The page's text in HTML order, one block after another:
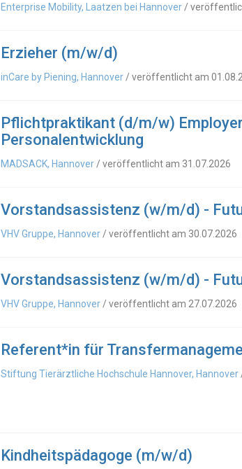
Enterprise Mobility, Laatzen bei Hannover /
Erzieher (m/w/d)
inCare by Piening, Hannover / veröffentlicht am
Pflichtpraktikant (d/m/w)
Personalentwicklung
MADSACK, Hannover / veröffentlicht am 31.07.2026
Vorstandsassistenz (w/m/d) -
VHV Gruppe, Hannover / veröffentlicht am 30.07.2026
Vorstandsassistenz (w/m/d) -
VHV Gruppe, Hannover / veröffentlicht am 27.07.2026
Referent*in für
Stiftung Tierärztliche Hochschule Hannover, Hannover
Kindheitspädagoge (m/w/d)